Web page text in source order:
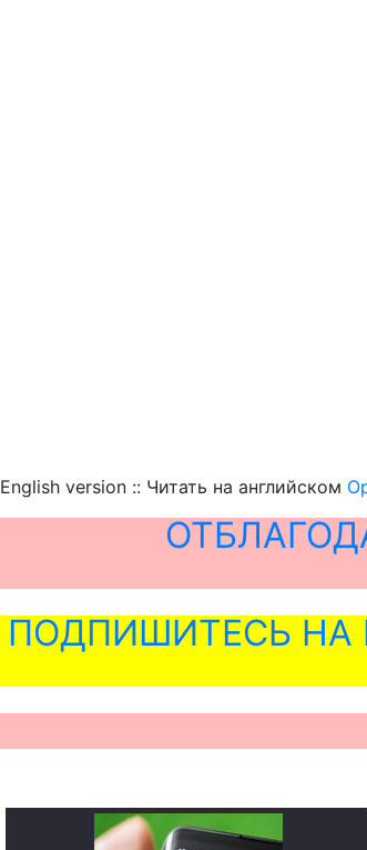
English version :: Читать на английском
ПОДПИШИТЕСЬ НА